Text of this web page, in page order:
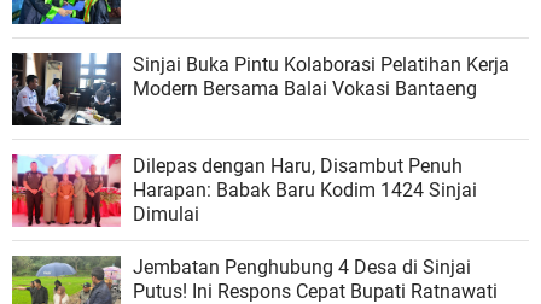
Sinjai Buka Pintu Kolaborasi Pelatihan Kerja
Modern Bersama Balai Vokasi Bantaeng
Dilepas dengan Haru, Disambut Penuh
Harapan: Babak Baru Kodim 1424 Sinjai
Dimulai
Jembatan Penghubung 4 Desa di Sinjai
Putus! Ini Respons Cepat Bupati Ratnawati